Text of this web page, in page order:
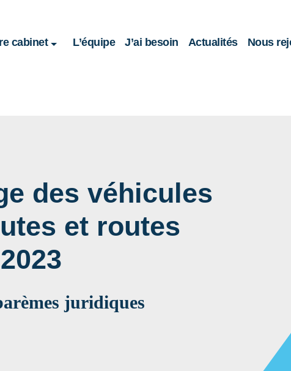
cabinet L’équipe J’ai besoin Actualités Nous
des véhicules
et routes
juridiques